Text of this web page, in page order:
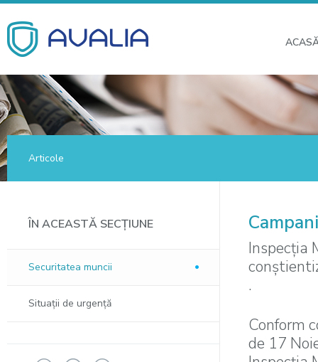
Articole
ÎN ACEASTĂ SECȚIUNE
Securitatea muncii
Situaţii de urgenţă
Inspecția
.
Conform
de 17